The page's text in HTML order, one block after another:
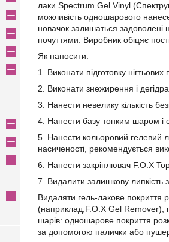
лаки Spectrum Gel Vinyl
можливість одношарового
новачок залишаться задоволені
почуттями. Виробник обіцяє
Як наносити:
1. Виконати підготовку
2. Виконати знежирення і
3. Нанести невелику кількість
4. Нанести базу тонким шаром і
5. Нанести кольоровий гелевий
насиченості, рекомендується
6. Нанести закріплювач F.O.X
7. Видалити залишкову липкість
Видаляти гель-лакове покриття
(наприклад,F.O.X Gel Remover),
шарів: одношарове покриття
за допомогою палички або